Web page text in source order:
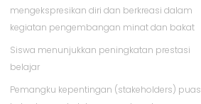
mengekspresikan diri dan berkreasi dalam
kegiatan pengembangan minat dan bakat
Siswa menunjukkan peningkatan prestasi
belajar
Pemangku kepentingan (stakeholders) puas